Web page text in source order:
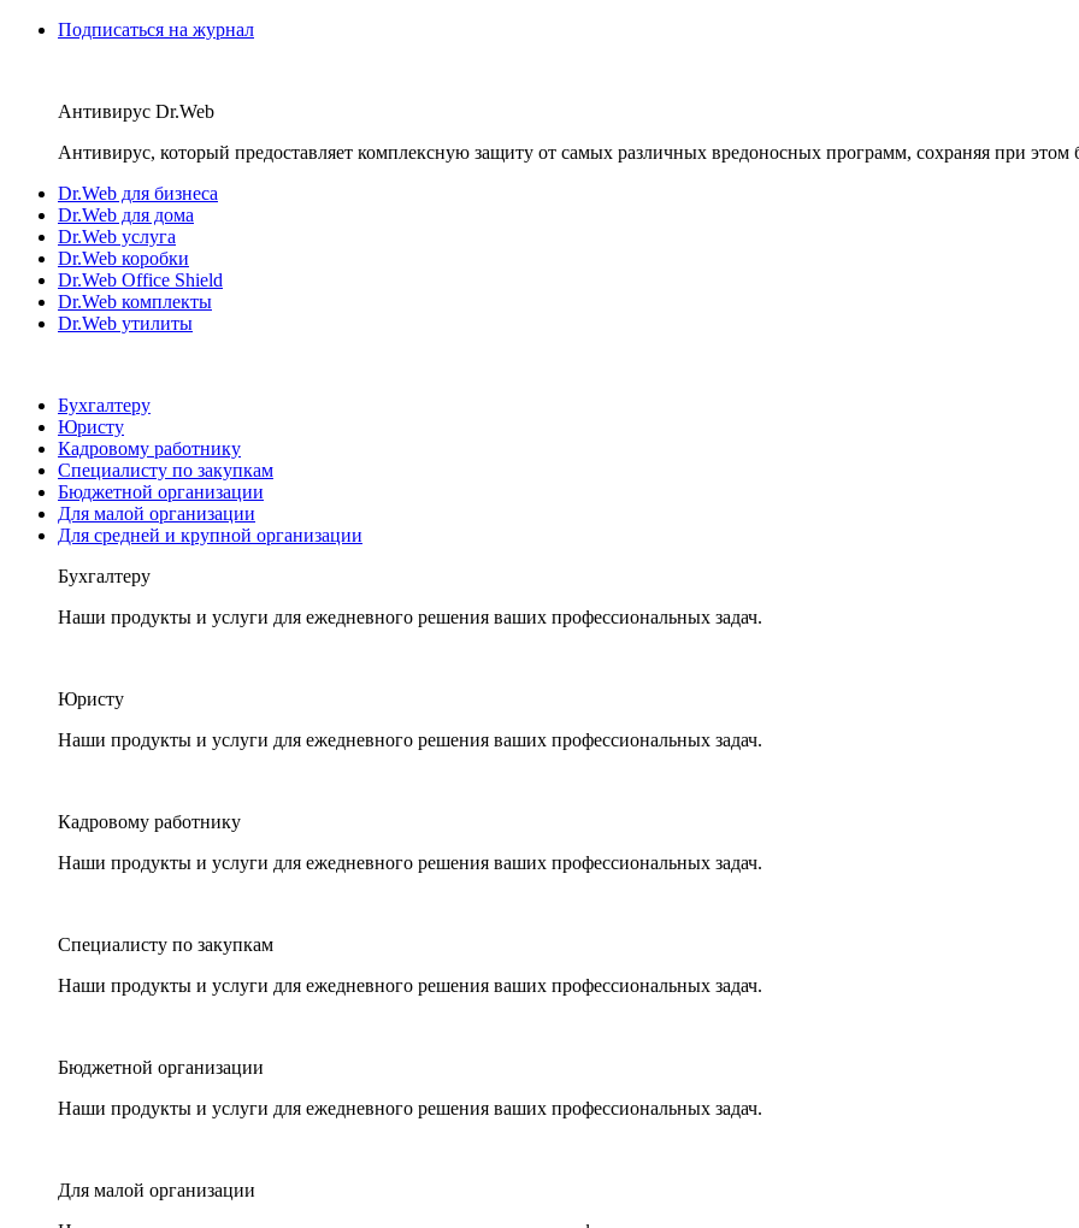
Подписаться на журнал
Антивирус Dr.Web
Антивирус, который предоставляет комплексную защиту от самых различных вредоносных программ, сохраняя при этом
Dr.Web для бизнеса
Dr.Web для дома
Dr.Web услуга
Dr.Web коробки
Dr.Web Office Shield
Dr.Web комплекты
Dr.Web утилиты
Бухгалтеру
Юристу
Кадровому работнику
Специалисту по закупкам
Бюджетной организации
Для малой организации
Для средней и крупной организации
Бухгалтеру
Наши продукты и услуги для ежедневного решения ваших профессиональных задач.
Юристу
Наши продукты и услуги для ежедневного решения ваших профессиональных задач.
Кадровому работнику
Наши продукты и услуги для ежедневного решения ваших профессиональных задач.
Специалисту по закупкам
Наши продукты и услуги для ежедневного решения ваших профессиональных задач.
Бюджетной организации
Наши продукты и услуги для ежедневного решения ваших профессиональных задач.
Для малой организации